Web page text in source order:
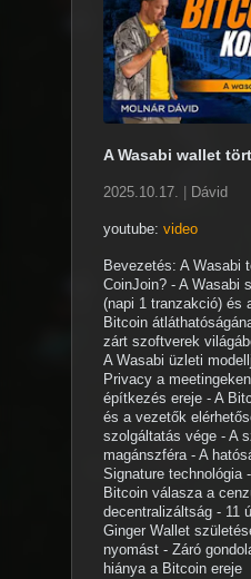
A Wasabi wallet
2025.10.17. Dávid
youtube: video
Bevezetés: A Wasabi
CoinJoin? - A Wasabi
(napi 1 tranzakció) és
Bitcoin
zárt szoftverek
A Wasabi üzleti
Privacy a
építkezés ereje - A
és a vezetők
szolgáltatás vége - A
magánszféra - A
Signature technológia
Bitcoin válasza a
decentralizáltság - 11
Ginger Wallet
nyomást - Záró
hiánya a Bitcoin ereje